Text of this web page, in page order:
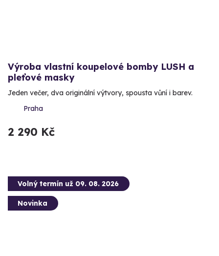
Výroba vlastní koupelové bomby LUSH a
pleťové masky
Jeden večer, dva originální výtvory, spousta vůní i barev.
Praha
2 290 Kč
Volný termín už 09. 08. 2026
Novinka